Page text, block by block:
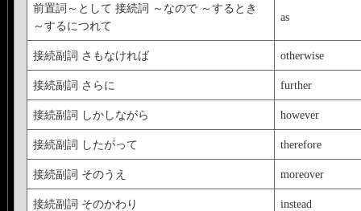
前置詞～として 接続詞 ～なので ～するとき
～するにつれて
as
接続副詞 さもなければ otherwise
接続副詞 さらに further
接続副詞 しかしながら however
接続副詞 したがって therefore
接続副詞 そのうえ moreover
接続副詞 そのかわり instead